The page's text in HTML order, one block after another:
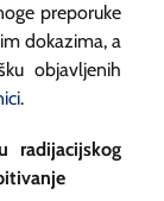
preporuke
dokazima, a
objavljenih
.
radijacijskog